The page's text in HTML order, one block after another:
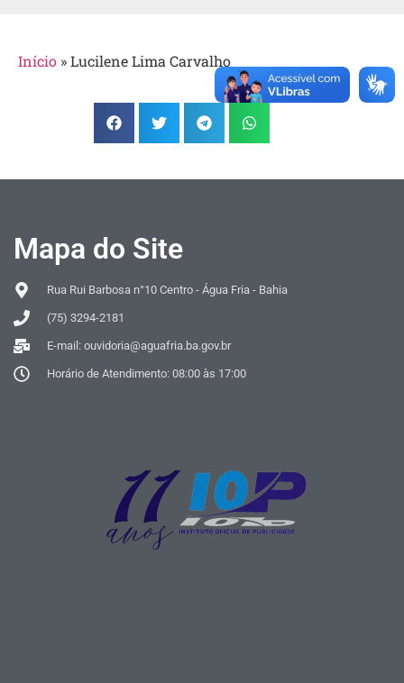
Início »Lucilene Lima Carvalho
Mapa do Site
Rua Rui Barbosa n°10 Centro - Água Fria - Bahia
(75) 3294-2181
E-mail: ouvidoria@aguafria.ba.gov.br
Horário de Atendimento: 08:00 às 17:00